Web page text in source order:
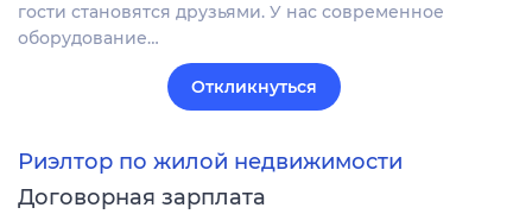
гости становятся друзьями. У нас современное
оборудование…
Откликнуться
Риэлтор по жилой недвижимости
Договорная зарплата